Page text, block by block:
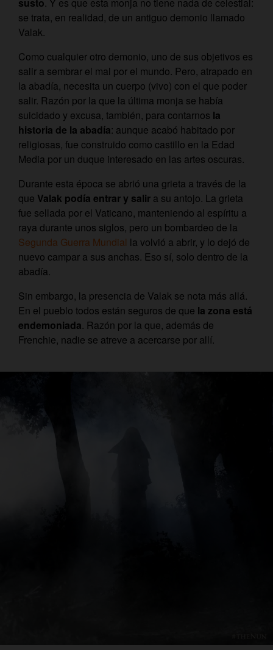
susto. Y es que esta monja no tiene nada de celestial:
se trata, en realidad, de un antiguo demonio llamado
Valak.
Como cualquier otro demonio, uno de sus objetivos es
salir a sembrar el mal por el mundo. Pero, atrapado en
la abadía, necesita un cuerpo (vivo) con el que poder
salir. Razón por la que la última monja se había
suicidado y excusa, también, para contarnos la
historia de la abadía: aunque acabó habitado por
religiosas, fue construido como castillo en la Edad
Media por un duque interesado en las artes oscuras.
Durante esta época se abrió una grieta a través de la
que Valak podía entrar y salir a su antojo. La grieta
fue sellada por el Vaticano, manteniendo al espíritu a
raya durante unos siglos, pero un bombardeo de la
Segunda Guerra Mundial la volvió a abrir, y lo dejó de
nuevo campar a sus anchas. Eso sí, solo dentro de la
abadía.
Sin embargo, la presencia de Valak se nota más allá.
En el pueblo todos están seguros de que la zona está
endemoniada. Razón por la que, además de
Frenchie, nadie se atreve a acercarse por allí.